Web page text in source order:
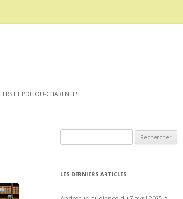
ET POITOU-CHARENTES
LES DERNIERS ARTICLES